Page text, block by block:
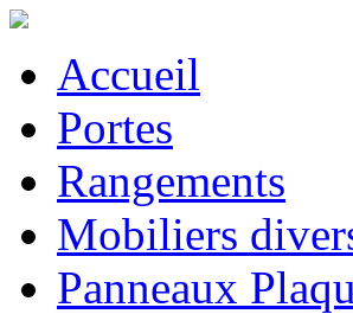
Accueil
Portes
Rangements
Mobiliers
Panneaux